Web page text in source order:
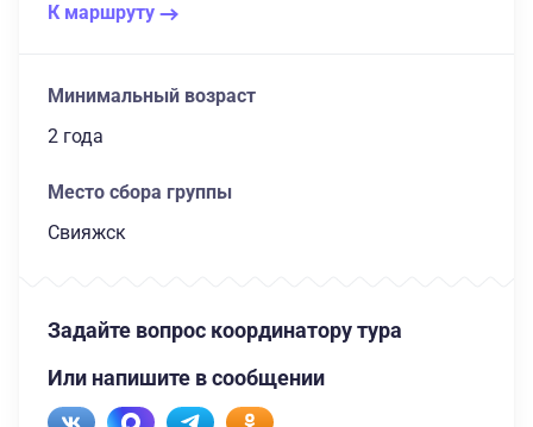
К маршруту
Минимальный возраст
2 года
Место сбора группы
Свияжск
Задайте вопрос координатору тура
Или напишите в сообщении